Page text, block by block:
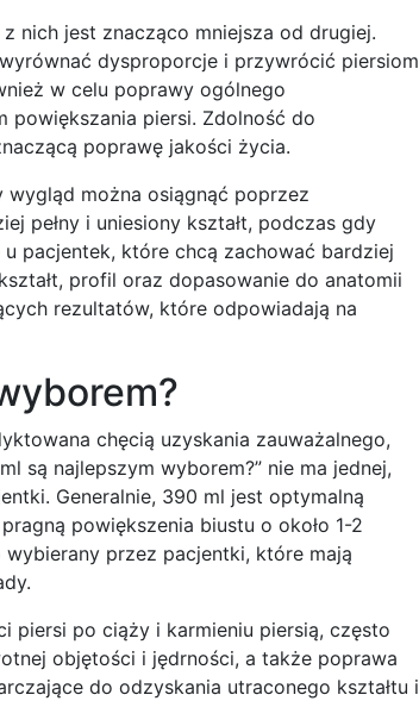
nich jest znacząco mniejsza od drugiej.
dysproporcje i przywrócić piersiom
w celu poprawy ogólnego
powiększania piersi. Zdolność do
poprawę jakości życia.
można osiągnąć poprzez
pełny i uniesiony kształt, podczas gdy
pacjentek, które chcą zachować bardziej
profil oraz dopasowanie do anatomii
rezultatów, które odpowiadają na
chęcią uzyskania zauważalnego,
są najlepszym wyborem?” nie ma jednej,
Generalnie, 390 ml jest optymalną
powiększenia biustu o około 1-2
przez pacjentki, które mają
piersi po ciąży i karmieniu piersią, często
objętości i jędrności, a także poprawa
do odzyskania utraconego kształtu i